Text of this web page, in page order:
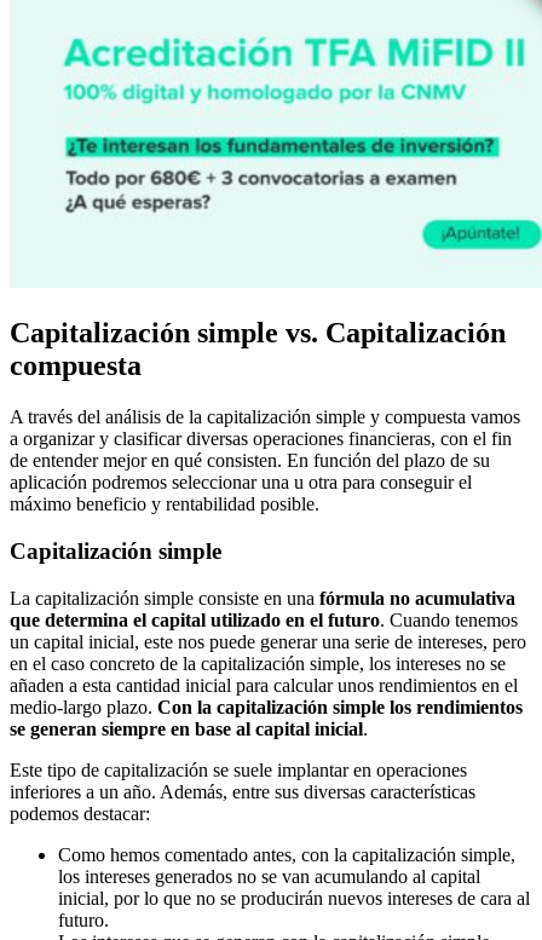
Capitalización simple vs. Capitalización
compuesta
A través del análisis de la capitalización simple y compuesta vamos
a organizar y clasificar diversas operaciones financieras, con el fin
de entender mejor en qué consisten. En función del plazo de su
aplicación podremos seleccionar una u otra para conseguir el
máximo beneficio y rentabilidad posible.
Capitalización simple
La capitalización simple consiste en una fórmula no acumulativa
que determina el capital utilizado en el futuro. Cuando tenemos
un capital inicial, este nos puede generar una serie de intereses, pero
en el caso concreto de la capitalización simple, los intereses no se
añaden a esta cantidad inicial para calcular unos rendimientos en el
medio-largo plazo. Con la capitalización simple los rendimientos
se generan siempre en base al capital inicial.
Este tipo de capitalización se suele implantar en operaciones
inferiores a un año. Además, entre sus diversas características
podemos destacar:
Como hemos comentado antes, con la capitalización simple,
los intereses generados no se van acumulando al capital
inicial, por lo que no se producirán nuevos intereses de cara al
futuro.